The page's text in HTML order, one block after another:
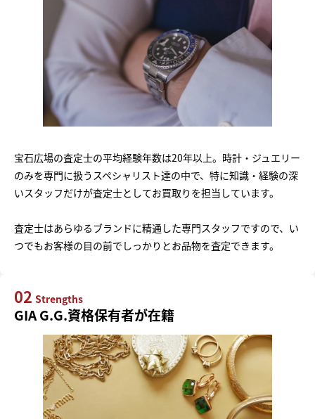
宝石広場の査定士の平均経験年数は20年以上。時計・ジュエリー
のみを専門に扱うスペシャリスト達の中で、特に知識・経験の深
いスタッフだけが査定士としてお買取りを担当しています。
査定士はあらゆるブランドに精通した専門スタッフですので、い
つでもお客様の目の前でしっかりとお品物を査定できます。
02 Strengths
GIA G.G.資格保有者が在籍